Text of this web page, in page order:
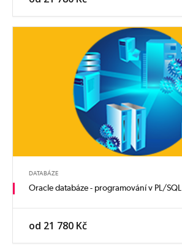
DATABÁZE
Oracle databáze - programování v PL/SQL
od 21 780 Kč